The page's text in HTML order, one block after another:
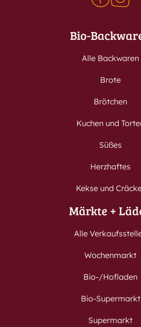
Bio-
Alle Backwaren
Brote
Brötchen
Kuchen und
Süßes
Herzhaftes
Kekse und
Märkte +
Alle
Wochenmarkt
Bio-/Hofladen
Bio-Supermarkt
Supermarkt